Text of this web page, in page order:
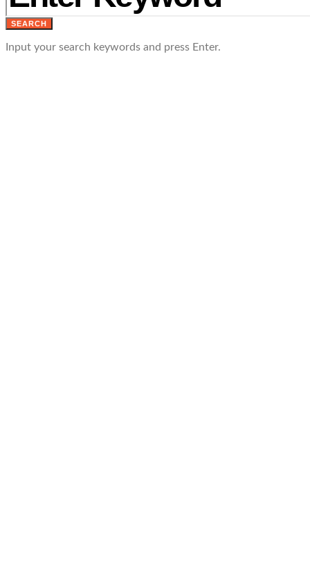
SEARCH
Input your search keywords and press Enter.